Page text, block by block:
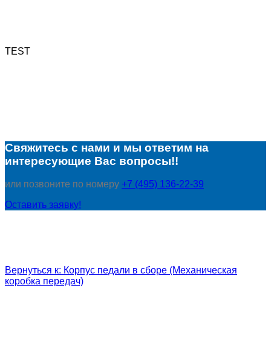
TEST
Свяжитесь с нами и мы ответим на
интересующие Вас вопросы!!
или позвоните по номеру +7 (495) 136-22-39
Оставить заявку!
Вернуться к: Корпус педали в сборе (Механическая
коробка передач)